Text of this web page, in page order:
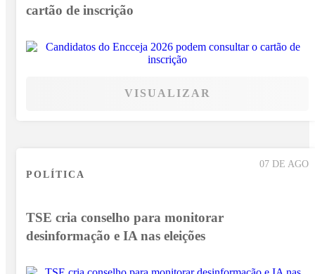
cartão de inscrição
VISUALIZAR
07 DE AGO
POLÍTICA
TSE cria conselho para monitorar
desinformação e IA nas eleições